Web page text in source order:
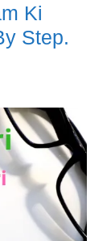
Ki
Step.